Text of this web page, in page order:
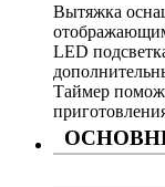
Вытяжка
LED
Таймер